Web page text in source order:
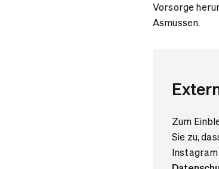
Vorsorge
Asmussen.
Zum
Sie zu,